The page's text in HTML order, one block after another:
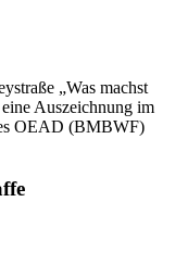
„Was machst
Auszeichnung im
OEAD (BMBWF)